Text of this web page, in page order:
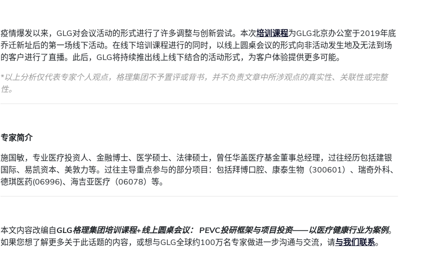
疫情爆发以来，GLG对会议活动的形式进行了许多调整与创新尝试。本次培训课程为GLG北京办公室于2019年底
乔迁新址后的第一场线下活动。在线下培训课程进行的同时，以线上圆桌会议的形式向非活动发生地及无法到场
的客户进行了直播。此后，GLG将持续推出线上线下结合的活动形式，为客户体验提供更多可能。
*以上分析仅代表专家个人观点，格理集团不予置评或背书，并不负责文章中所涉观点的真实性、关联性或完整
性。
专家简介
施国敏，专业医疗投资人、金融博士、医学硕士、法律硕士，曾任华盖医疗基金董事总经理，过往经历包括建银
国际、易凯资本、美敦力等。过往主导重点参与的部分项目：包括拜博口腔、康泰生物（300601）、瑞奇外科、
德琪医药(06996)、海吉亚医疗（06078）等。
本文内容改编自GLG格理集团培训课程+线上圆桌会议： PEVC投研框架与项目投资——以医疗健康行业为案例。
如果您想了解更多关于此话题的内容，或想与GLG全球约100万名专家做进一步沟通与交流，请与我们联系。